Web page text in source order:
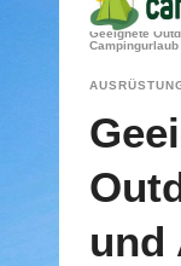
HOME/
Geeignete
Campingurlaub
und